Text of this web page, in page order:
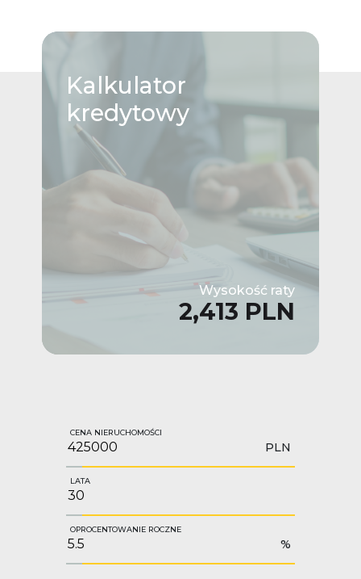
Kalkulator
kredytowy
Wysokość raty
2,413 PLN
CENA NIERUCHOMOŚCI
PLN
LATA
OPROCENTOWANIE ROCZNE
%